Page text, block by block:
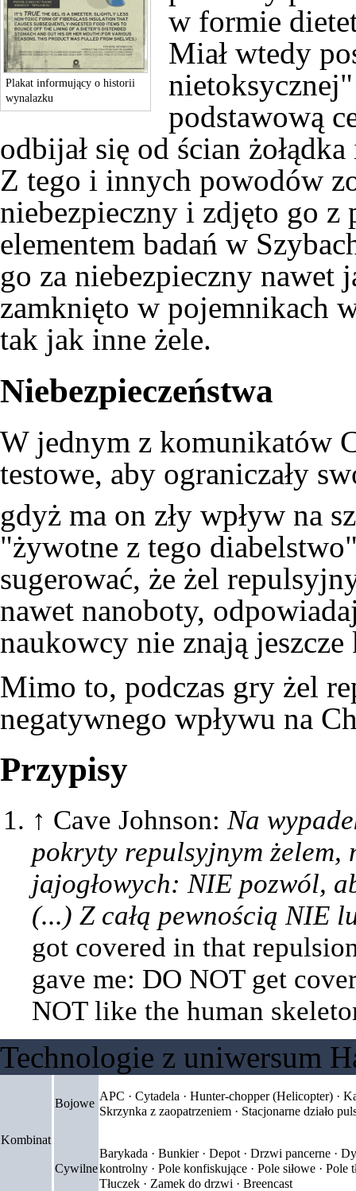
Plakat informujący o historii
wynalazku
w formie
Miał wtedy
podstawową
odbijał się od ścian
Z tego i innych powodów
niebezpieczny i zdjęto go z
elementem badań w
go za niebezpieczny nawet
zamknięto w pojemnikach
tak jak inne żele.
Niebezpieczeństwa
W jednym z komunikatów
testowe, aby ograniczały
gdyż ma on zły wpływ na
"żywotne z tego
sugerować, że żel
nawet nanoboty,
naukowcy nie znają
Mimo to, podczas gry żel
negatywnego wpływu na
Przypisy
↑ Cave Johnson:Na
pokryty repulsyjnym żelem,
jajogłowych: NIE pozwól,
(...) Z całą pewnością NIE
got covered in that
gave me: DO NOT get
NOT like the human
Technologie z uniwersum
Kombinat
Bojowe
APC · Cytadela · Hunter-chopper (Helicopter) ·
Skrzynka z zaopatrzeniem · Stacjonarne działo
Cywilne
Barykada · Bunkier· Depot · Drzwi pancerne ·
kontrolny · Pole konfiskujące · Pole siłowe · Pole
Tłuczek · Zamek do drzwi · Breencast